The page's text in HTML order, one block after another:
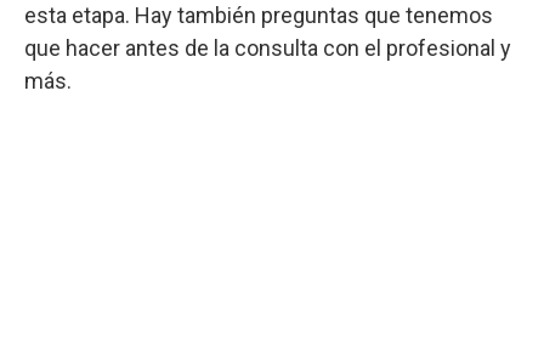
esta etapa. Hay también preguntas que tenemos
que hacer antes de la consulta con el profesional y
más.